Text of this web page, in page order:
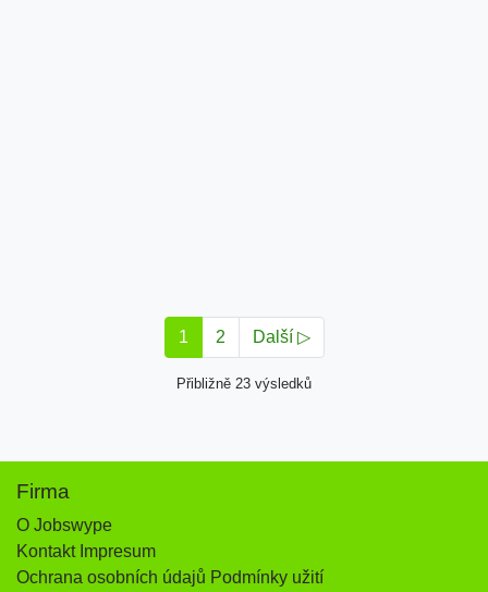
1 2 Další ▷
Přibližně 23 výsledků
Firma
O Jobswype
Kontakt Impresum
Ochrana osobních údajů Podmínky užití